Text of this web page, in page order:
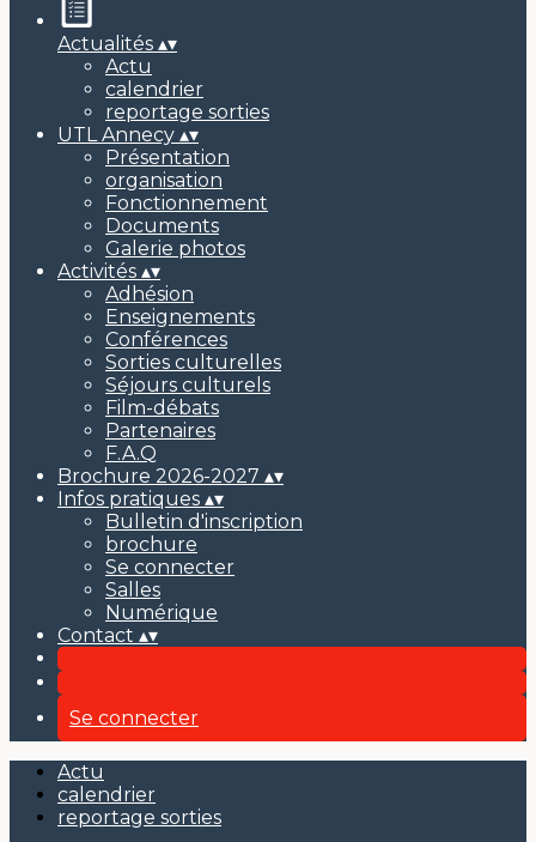
Actualités ▴▾
Actu
calendrier
reportage sorties
UTL Annecy ▴▾
Présentation
organisation
Fonctionnement
Documents
Galerie photos
Activités ▴▾
Adhésion
Enseignements
Conférences
Sorties culturelles
Séjours culturels
Film-débats
Partenaires
F.A.Q
Brochure 2026-2027 ▴▾
Infos pratiques ▴▾
Bulletin d'inscription
brochure
Se connecter
Salles
Numérique
Contact ▴▾
Se connecter
Actu
calendrier
reportage sorties